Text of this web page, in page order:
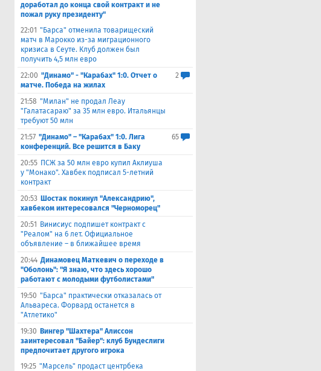
доработал до конца свой контракт и не
пожал руку президенту"
22:01 "Барса" отменила товарищеский
матч в Марокко из-за миграционного
кризиса в Сеуте. Клуб должен был
получить 4,5 млн евро
22:00 "Динамо" - "Карабах" 1:0. Отчет о
матче. Победа на жилах
2
21:58 "Милан" не продал Леау
"Галатасараю" за 35 млн евро. Итальянцы
требуют 50 млн
21:57 "Динамо" – "Карабах" 1:0. Лига
конференций. Все решится в Баку
65
20:55 ПСЖ за 50 млн евро купил Аклиуша
у "Монако". Хавбек подписал 5-летний
контракт
20:53 Шостак покинул "Александрию",
хавбеком интересовался "Черноморец"
20:51
Винисиус подпишет контракт с
"Реалом" на 6 лет. Официальное
объявление – в ближайшее время
20:44 Динамовец Маткевич о переходе в
"Оболонь": "Я знаю, что здесь хорошо
работают с молодыми футболистами"
19:50 "Барса" практически отказалась от
Альвареса. Форвард останется в
"Атлетико"
19:30 Вингер "Шахтера" Алиссон
заинтересовал "Байер": клуб Бундеслиги
предпочитает другого игрока
19:25 "Марсель" продаст центрбека